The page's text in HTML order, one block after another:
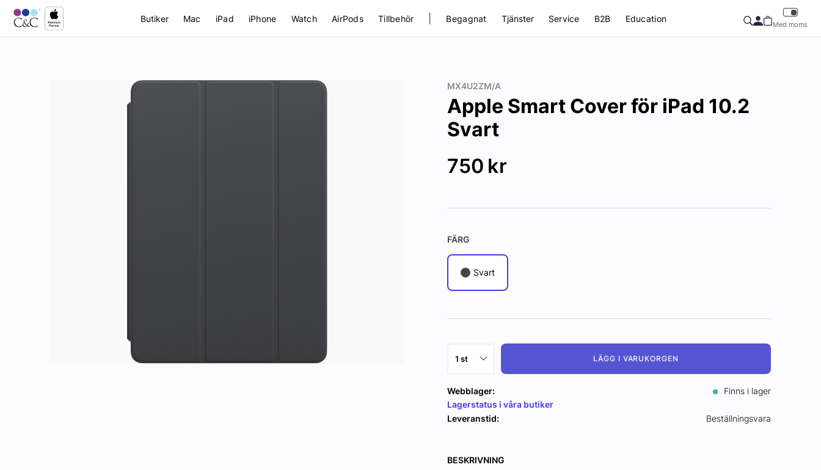
Butiker Mac iPad iPhone Watch AirPods Tillbehör Begagnat Tjänster Service B2B Education
Med moms
MX4U2ZM/A
Apple Smart Cover för iPad 10.2
Svart
750 kr
FÄRG
Svart
LÄGG I VARUKORGEN
Webblager:
Finns i lager
Lagerstatus i våra butiker
Leveranstid:
Beställningsvara
BESKRIVNING